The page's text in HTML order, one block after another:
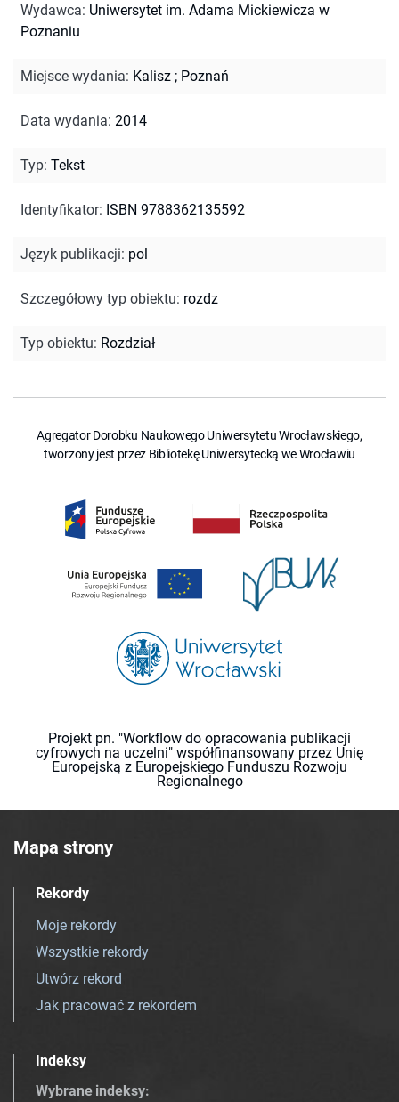
Wydawca: Uniwersytet im. Adama Mickiewicza w
Poznaniu
Miejsce wydania: Kalisz ; Poznań
Data wydania: 2014
Typ: Tekst
Identyfikator: ISBN 9788362135592
Język publikacji: pol
Szczegółowy typ obiektu: rozdz
Typ obiektu: Rozdział
Agregator Dorobku Naukowego Uniwersytetu Wrocławskiego,
tworzony jest przez Bibliotekę Uniwersytecką we Wrocławiu
Projekt pn. "Workflow do opracowania publikacji
cyfrowych na uczelni" współfinansowany przez Unię
Europejską z Europejskiego Funduszu Rozwoju
Regionalnego
Mapa strony
Rekordy
Moje rekordy
Wszystkie rekordy
Utwórz rekord
Jak pracować z rekordem
Indeksy
Wybrane indeksy: